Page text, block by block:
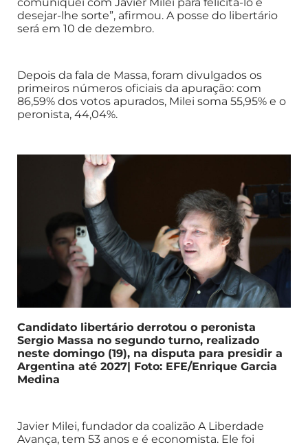
desejar-lhe sorte”, afirmou. A posse do libertário
será em 10 de dezembro.
Depois da fala de Massa, foram divulgados os
primeiros números oficiais da apuração: com
86,59% dos votos apurados, Milei soma 55,95% e o
peronista, 44,04%.
Candidato libertário derrotou o peronista
Sergio Massa no segundo turno, realizado
neste domingo (19), na disputa para presidir a
Argentina até 2027| Foto: EFE/Enrique Garcia
Medina
Javier Milei, fundador da coalizão A Liberdade
Avança, tem 53 anos e é economista. Ele foi